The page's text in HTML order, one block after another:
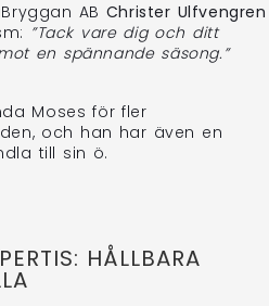
AB Christer Ulfvengren
”Tack vare dig och ditt
en spännande säsong.”
Moses för fler
och han har även en
till sin ö.
HÅLLBARA